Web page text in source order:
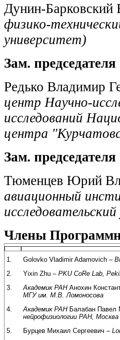
Дунин-
физико-
университет)
Зам. председателя
Редько Владимир
центр Научно-
исследований
центра
Зам. председателя
Тюменцев Юрий
авиационный
Члены
1. Golovko Vladimir Adamovich –
2.
Yixin Zhu – PKU CoRe Lab,
3.
Академик РАНАнохин
МГУ им. М.В. Ломоносова
4.
Академик РАНБалабан Павел
нейрофизиологии РАН, Москва
5.
Бурцев Михаил Сергеевич –